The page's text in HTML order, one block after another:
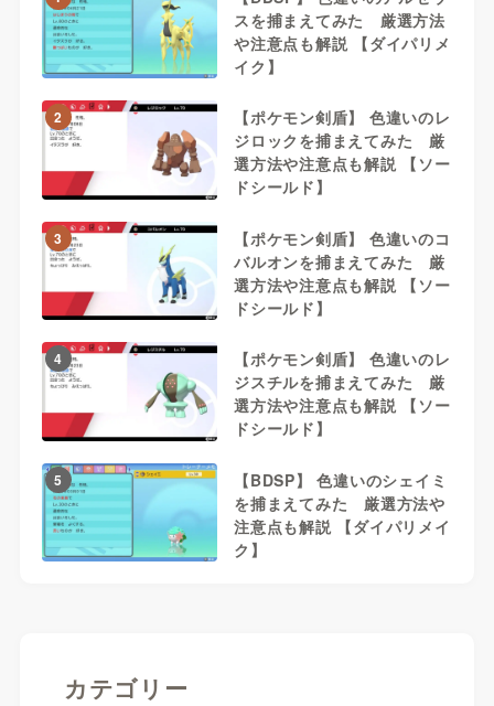
スを捕まえてみた 厳選方法
や注意点も解説 【ダイパリメ
イク】
2
【ポケモン剣盾】 色違いのレ
ジロックを捕まえてみた 厳
選方法や注意点も解説 【ソー
ドシールド】
3
【ポケモン剣盾】 色違いのコ
バルオンを捕まえてみた 厳
選方法や注意点も解説 【ソー
ドシールド】
4
【ポケモン剣盾】 色違いのレ
ジスチルを捕まえてみた 厳
選方法や注意点も解説 【ソー
ドシールド】
5
【BDSP】 色違いのシェイミ
を捕まえてみた 厳選方法や
注意点も解説 【ダイパリメイ
ク】
カテゴリー